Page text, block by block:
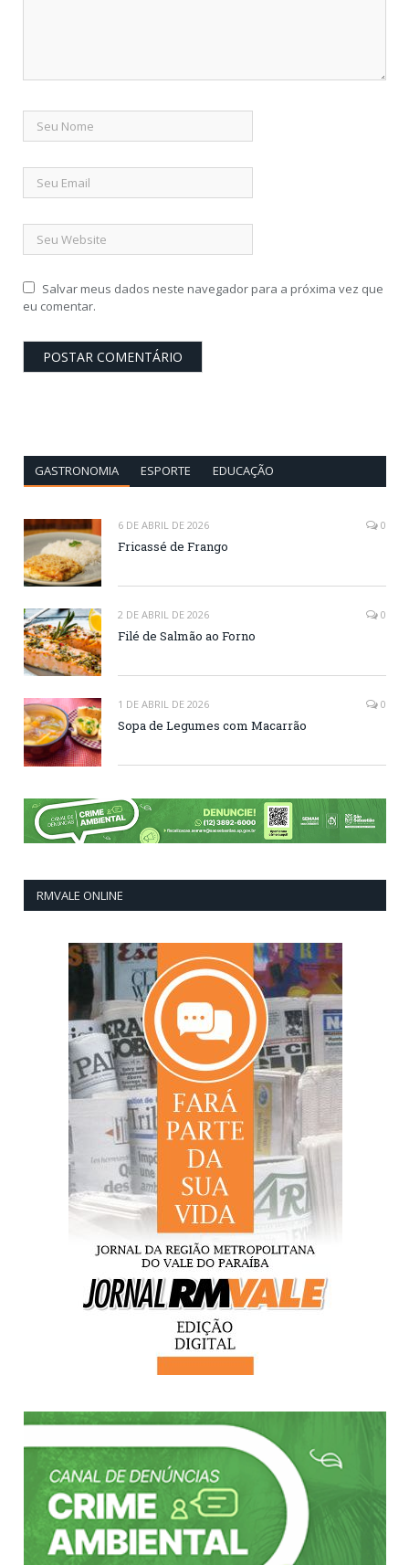
Salvar meus dados neste navegador para a próxima vez que
eu comentar.
GASTRONOMIA ESPORTE EDUCAÇÃO
6 DE ABRIL DE 2026 0
Fricassé de Frango
2 DE ABRIL DE 2026 0
Filé de Salmão ao Forno
1 DE ABRIL DE 2026 0
Sopa de Legumes com Macarrão
RMVALE ONLINE